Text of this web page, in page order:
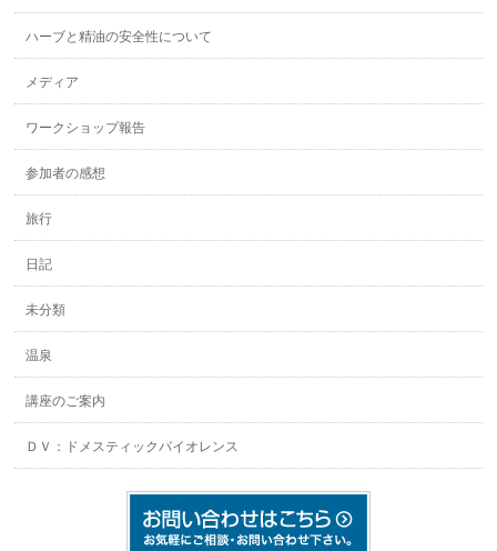
ハーブと精油の安全性について
メディア
ワークショップ報告
参加者の感想
旅行
日記
未分類
温泉
講座のご案内
ＤＶ：ドメスティックバイオレンス